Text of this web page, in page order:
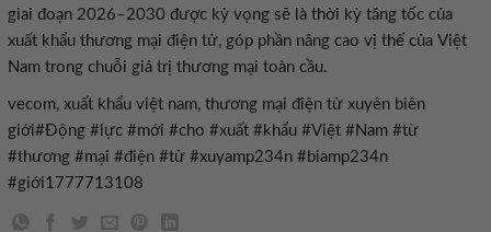
giai đoạn 2026–2030 được kỳ vọng sẽ là thời kỳ tăng tốc của
xuất khẩu thương mại điện tử, góp phần nâng cao vị thế của Việt
Nam trong chuỗi giá trị thương mại toàn cầu.
vecom, xuất khẩu việt nam, thương mại điện tử xuyên biên
giới#Động #lực #mới #cho #xuất #khẩu #Việt #Nam #từ
#thương #mại #điện #tử #xuyamp234n #biamp234n
#giới1777713108